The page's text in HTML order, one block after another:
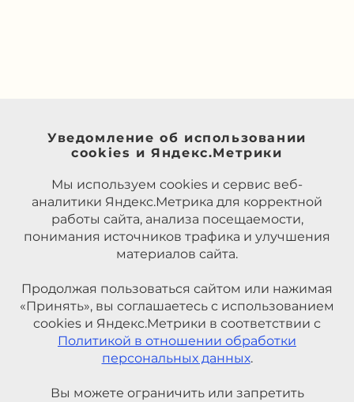
Уведомление об использовании
cookies и Яндекс.Метрики
Мы используем cookies и сервис веб-
аналитики Яндекс.Метрика для корректной
работы сайта, анализа посещаемости,
понимания источников трафика и улучшения
материалов сайта.
Продолжая пользоваться сайтом или нажимая
«Принять», вы соглашаетесь с использованием
cookies и Яндекс.Метрики в соответствии с
Политикой в отношении обработки
персональных данных.
Вы можете ограничить или запретить